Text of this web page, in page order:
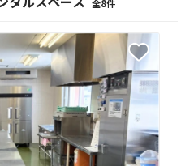
全8件